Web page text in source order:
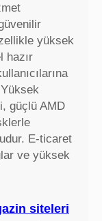
yüksek
hazır
güçlü AMD
E-ticaret
ve yüksek
siteleri